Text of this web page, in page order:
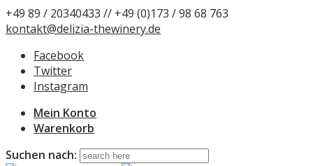
+49 89 / 20340433 // +49 (0)173 / 98 68 763
kontakt@delizia-thewinery.de
Facebook
Twitter
Instagram
Mein Konto
Warenkorb
Suchen nach: